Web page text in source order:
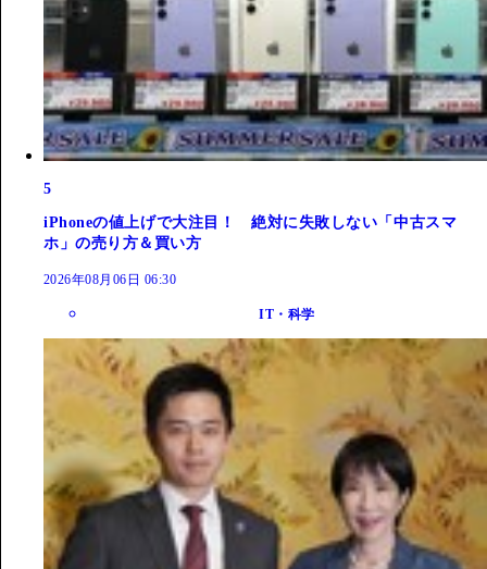
5
iPhoneの値上げで大注目！ 絶対に失敗しない「中古スマ
ホ」の売り方＆買い方
2026年08月06日 06:30
IT・科学